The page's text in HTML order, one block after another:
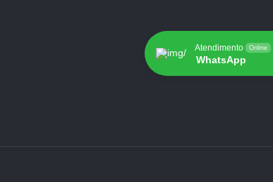
Atendimento Online
WhatsApp